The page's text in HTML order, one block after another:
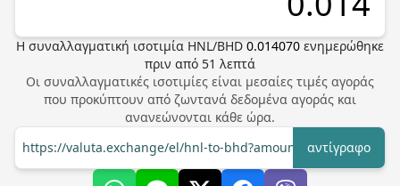
Η συναλλαγματική ισοτιμία HNL/BHD 0.014070 ενημερώθηκε
πριν από 51 λεπτά
Οι συναλλαγματικές ισοτιμίες είναι μεσαίες τιμές αγοράς
που προκύπτουν από ζωντανά δεδομένα αγοράς και
ανανεώνονται κάθε ώρα.
https://valuta.exchange/el/hnl-to-bhd?amount=1αντίγραφο